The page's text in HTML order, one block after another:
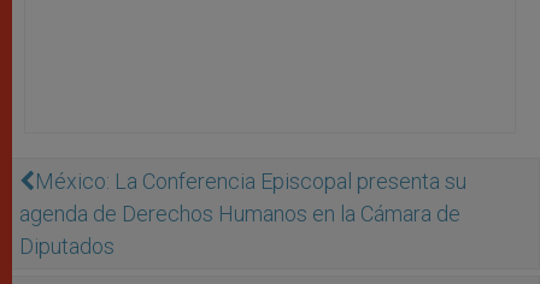
México: La Conferencia Episcopal presenta su
agenda de Derechos Humanos en la Cámara de
Diputados